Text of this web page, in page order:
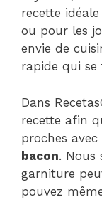
recette
ou pour les
envie de
rapide qui
Dans
recette afin
proches
bacon. Nous
garniture
pouvez